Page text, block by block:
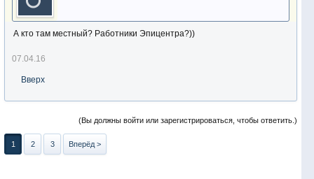
А кто там местный? Работники Эпицентра?))
07.04.16
Вверх
(Вы должны войти или зарегистрироваться, чтобы ответить.)
1 2 3 Вперёд >